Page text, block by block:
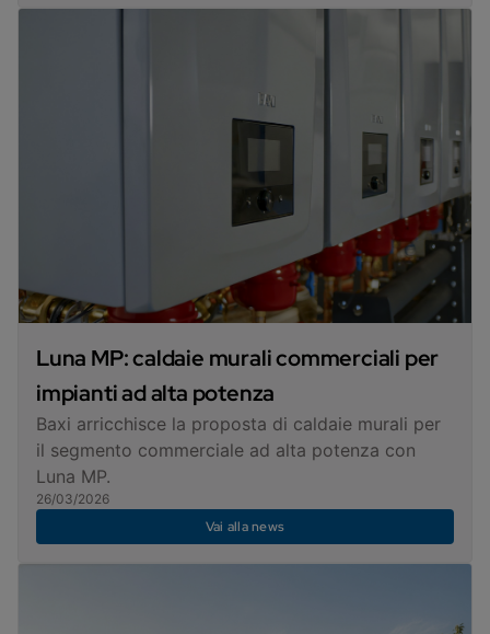
Luna MP: caldaie murali commerciali per
impianti ad alta potenza
Baxi arricchisce la proposta di caldaie murali per
il segmento commerciale ad alta potenza con
Luna MP.
26/03/2026
Vai alla news